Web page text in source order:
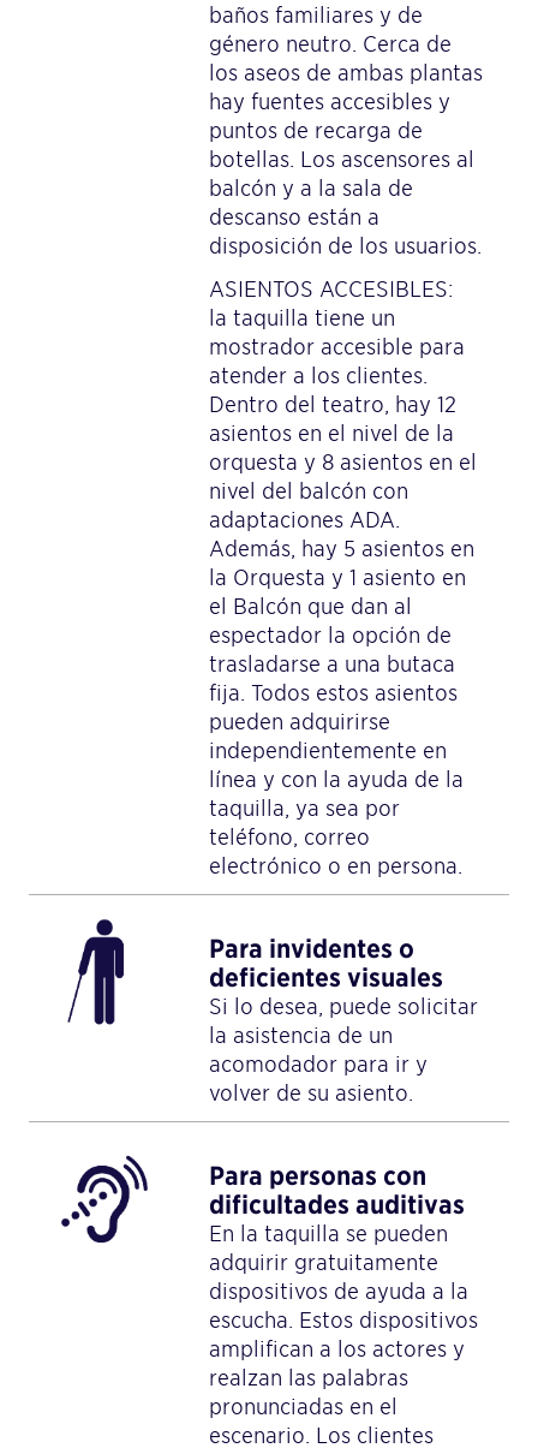
baños familiares y de
género neutro. Cerca de
los aseos de ambas plantas
hay fuentes accesibles y
puntos de recarga de
botellas. Los ascensores al
balcón y a la sala de
descanso están a
disposición de los usuarios.
ASIENTOS ACCESIBLES:
la taquilla tiene un
mostrador accesible para
atender a los clientes.
Dentro del teatro, hay 12
asientos en el nivel de la
orquesta y 8 asientos en el
nivel del balcón con
adaptaciones ADA.
Además, hay 5 asientos en
la Orquesta y 1 asiento en
el Balcón que dan al
espectador la opción de
trasladarse a una butaca
fija. Todos estos asientos
pueden adquirirse
independientemente en
línea y con la ayuda de la
taquilla, ya sea por
teléfono, correo
electrónico o en persona.
Para invidentes o
deficientes visuales
Si lo desea, puede solicitar
la asistencia de un
acomodador para ir y
volver de su asiento.
Para personas con
dificultades auditivas
En la taquilla se pueden
adquirir gratuitamente
dispositivos de ayuda a la
escucha. Estos dispositivos
amplifican a los actores y
realzan las palabras
pronunciadas en el
escenario. Los clientes